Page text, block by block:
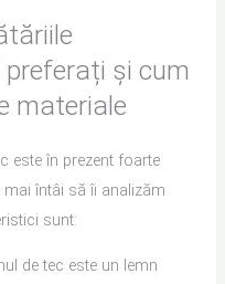
preferați și cum
materiale
este în prezent foarte
mai întâi să îi analizăm
sunt:
de tec este un lemn